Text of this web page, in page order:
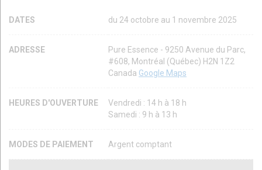
DATES du 24 octobre au 1 novembre 2025
ADRESSE
Pure Essence - 9250 Avenue du Parc,
#608, Montréal (Québec) H2N 1Z2
Canada Google Maps
HEURES D'OUVERTURE
Vendredi : 14 h à 18 h
Samedi : 9 h à 13 h
MODES DE PAIEMENT Argent comptant